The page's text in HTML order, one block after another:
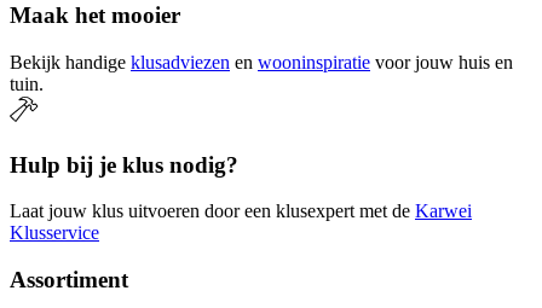
Maak het mooier
Bekijk handige klusadviezen en wooninspiratie voor jouw huis en
tuin.
Hulp bij je klus nodig?
Laat jouw klus uitvoeren door een klusexpert met de Karwei
Klusservice
Assortiment